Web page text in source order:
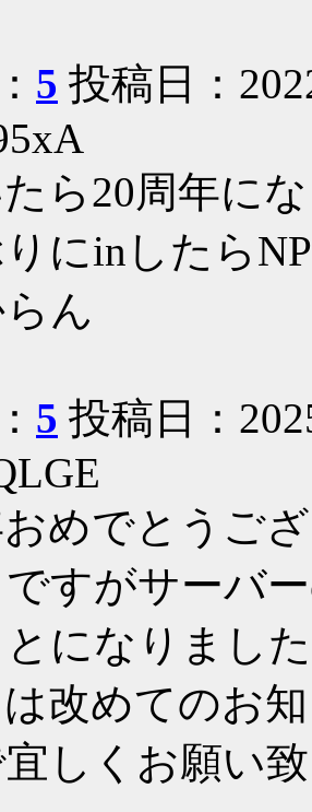
5 投稿日：
ら20周年に
にinしたら
ん
5 投稿日：
めでとうご
すがサーバ
になりました
改めてのお
しくお願い